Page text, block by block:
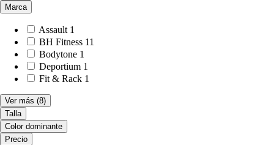
Marca
Assault 1
BH Fitness 11
Bodytone 1
Deportium 1
Fit & Rack 1
Ver más (8)
Talla
Color dominante
Precio